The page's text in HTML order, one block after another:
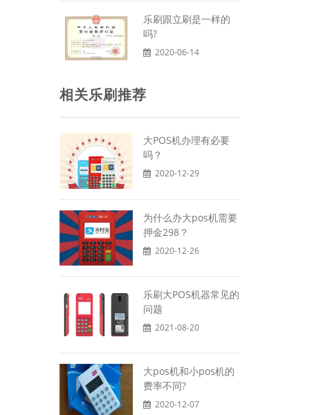
乐刷跟立刷是一样的
吗?
2020-06-14
相关乐刷推荐
大POS机办理有必要
吗？
2020-12-29
为什么办大pos机需要
押金298？
2020-12-26
乐刷大POS机器常见的
问题
2021-08-20
大pos机和小pos机的
费率不同?
2020-12-07